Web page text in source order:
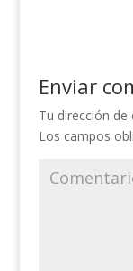
Enviar
Tu dirección
Los campos